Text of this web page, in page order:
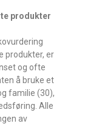
produkter
produkter, er
og ofte
å bruke et
familie (30),
Alle
av